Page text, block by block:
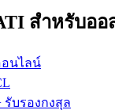
สำหรับออ
อนไลน์
รับรองกงสุล